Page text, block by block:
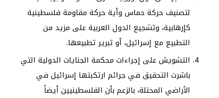
لتصنيف حركة حماس وأية حركة مقاومة فلسطينية
كإرهابية، وتشجيع الدول العربية على مزيد من
التطبيع مع إسرائيل، أو تبرير تطبيعها.
التشويش على إجراءات محكمة الجنايات الدولية التي
باشرت التحقيق في جرائم ارتكبتها إسرائيل في
الأراضي المحتلة، بالزعم بأن الفلسطينيين أيضاً